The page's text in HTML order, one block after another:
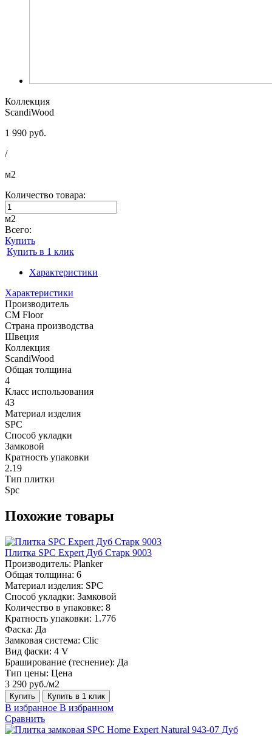
Коллекция
ScandiWood
1 990 руб.
/
м2
Количество товара:
м2
Всего:
Купить
Купить в 1 клик
Характеристики
Характеристики
Производитель
CM Floor
Страна производства
Швеция
Коллекция
ScandiWood
Общая толщина
4
Класс использования
43
Материал изделия
SPC
Способ укладки
Замковой
Кратность упаковки
2.19
Тип плитки
Spc
Похожие товары
Плитка SPC Expert Дуб Старк 9003
Производитель: Planker
Общая толщина: 6
Материал изделия: SPC
Способ укладки: Замковой
Количество в упаковке: 8
Кратность упаковки: 1.776
Фаска: Да
Замковая система: Сlic
Вид фаски: 4 V
Браширование (теснение): Да
Тип цены: Цена
3 290 руб./м2
Купить Купить в 1 клик
В избранное В избранном
Сравнить